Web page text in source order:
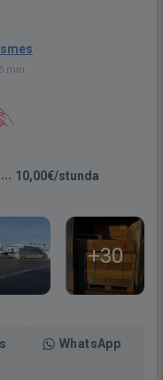
min.
10,00€/stunda
+30
WhatsApp